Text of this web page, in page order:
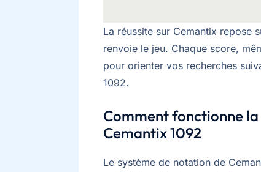
La réussite sur Cemantix repose
renvoie le jeu. Chaque score,
pour orienter vos recherches
1092.
Comment fonctionne
Cemantix 1092
Le système de notation de